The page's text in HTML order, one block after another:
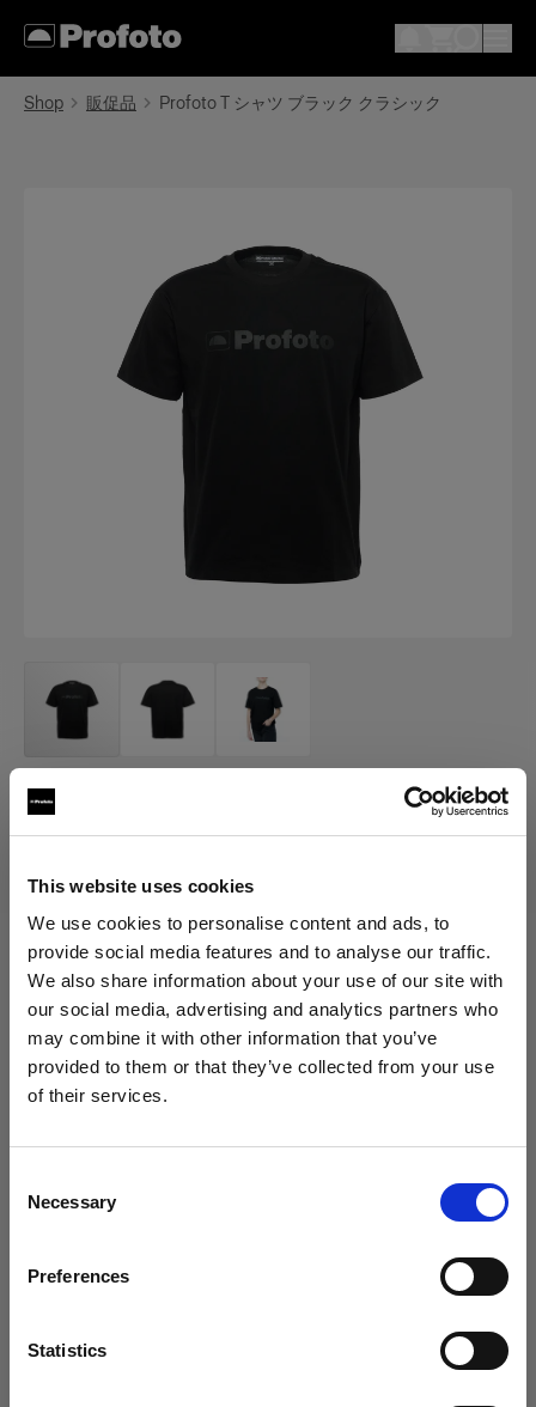
This website uses cookies
We use cookies to personalise content and ads, to
provide social media features and to analyse our traffic.
We also share information about your use of our site with
our social media, advertising and analytics partners who
may combine it with other information that you’ve
provided to them or that they’ve collected from your use
of their services.
Selection
Necessary
Preferences
Statistics
地域を変更しますか？
Austria
Shop 販促品 Profoto T シャツ ブラック クラシック
販促品
ク
(0 )
バリエーションを選択：
選択済み
Profoto T-shirt B Classic XL
29,00 €
消費税込み